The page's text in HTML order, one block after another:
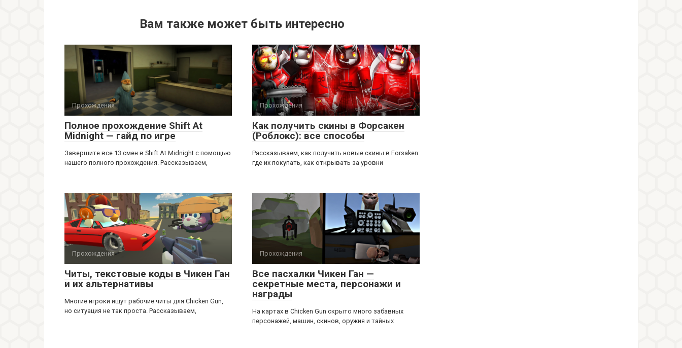
Вам также может быть интересно
Прохождения
Полное прохождение Shift At
Midnight — гайд по игре
Завершите все 13 смен в Shift At Midnight с помощью
нашего полного прохождения. Рассказываем,
Прохождения
Как получить скины в Форсакен
(Роблокс): все способы
Рассказываем, как получить новые скины в Forsaken:
где их покупать, как открывать за уровни
Прохождения
Читы, текстовые коды в Чикен Ган
и их альтернативы
Многие игроки ищут рабочие читы для Chicken Gun,
но ситуация не так проста. Рассказываем,
Прохождения
Все пасхалки Чикен Ган —
секретные места, персонажи и
награды
На картах в Chicken Gun скрыто много забавных
персонажей, машин, скинов, оружия и тайных